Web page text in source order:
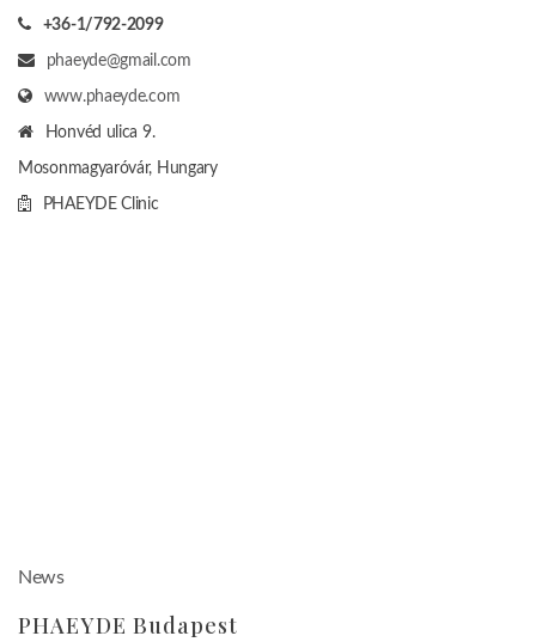
+36-1/792-2099
phaeyde@gmail.com
www.phaeyde.com
Honvéd ulica 9.
Mosonmagyaróvár, Hungary
PHAEYDE Clinic
News
PHAEYDE Budapest